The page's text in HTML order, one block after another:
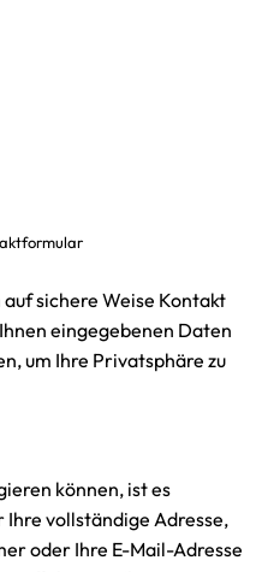
sichere Weise Kontakt
eingegebenen Daten
um Ihre Privatsphäre zu
können, ist es
vollständige Adresse,
oder Ihre E-Mail-Adresse